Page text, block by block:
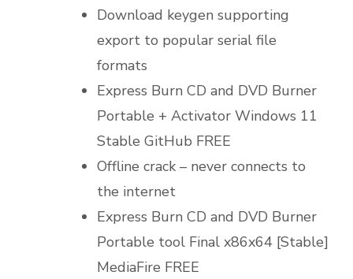
Download keygen supporting
export to popular serial file
formats
Express Burn CD and DVD Burner
Portable + Activator Windows 11
Stable GitHub FREE
Offline crack – never connects to
the internet
Express Burn CD and DVD Burner
Portable tool Final x86x64 [Stable]
MediaFire FREE